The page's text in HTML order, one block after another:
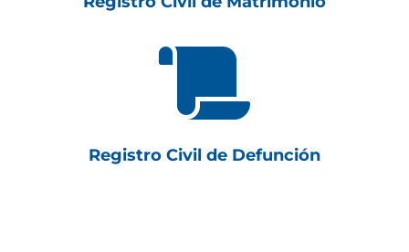

Registro Civil de Defunción